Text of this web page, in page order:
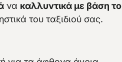
να καλλυντικά με βάση το
του ταξιδιού σας.